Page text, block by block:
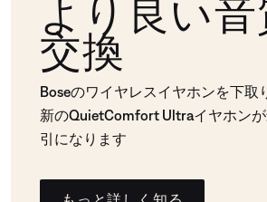
交換
Boseのワイヤレスイヤホンを下取
新のQuietComfort Ultraイヤホン
引になります